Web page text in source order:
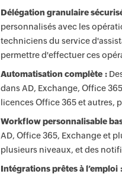
Délégation granulaire
personnalisés avec les
techniciens du service
permettre d'effectuer ces
Automatisation complète :
dans AD, Exchange, Office
licences Office 365 et autres,
Workflow personnalisable
AD, Office 365, Exchange et
plusieurs niveaux, et des
Intégrations prêtes à l’emploi :